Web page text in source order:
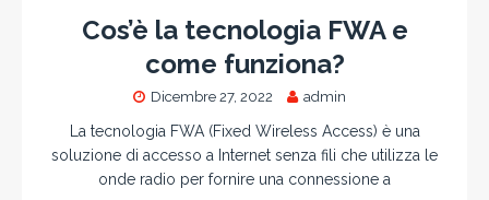
Cos’è la tecnologia FWA e
come funziona?
Dicembre 27, 2022 admin
La tecnologia FWA (Fixed Wireless Access) è una
soluzione di accesso a Internet senza fili che utilizza le
onde radio per fornire una connessione a